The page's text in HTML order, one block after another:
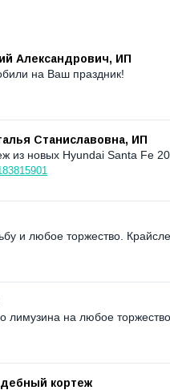
Александрович, ИП
на Ваш праздник!
Станиславовна, ИП
из новых Hyundai Santa Fe
и любое торжество.
лимузина на любое
кортеж